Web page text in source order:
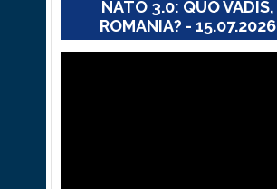
NATO 3.0: QUO VADIS,
ROMANIA? - 15.07.2026